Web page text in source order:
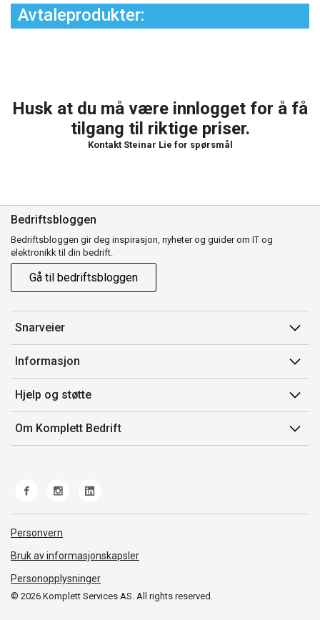
Avtaleprodukter:
Husk at du må være innlogget for å få
tilgang til riktige priser.
Kontakt Steinar Lie for spørsmål
Bedriftsbloggen
Bedriftsbloggen gir deg inspirasjon, nyheter og guider om IT og
elektronikk til din bedrift.
Gå til bedriftsbloggen
Snarveier
Min side
Ordreoversikt
Mine produkter
Informasjon
Salgsbetingelser
Avtalevilkår for Komplett Bedrift Pluss
Produsenter
Hjelp og støtte
Kontakt oss
Retur
Ofte stilte spørsmål
Om Komplett Bedrift
© 2026 Komplett Services AS. All rights reserved.
Personvern
Bruk av informasjonskapsler
Personopplysninger